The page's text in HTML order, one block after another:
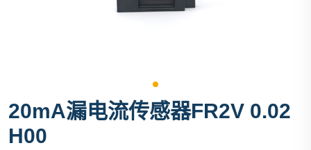
20mA漏电流传感器FR2V 0.02
H00